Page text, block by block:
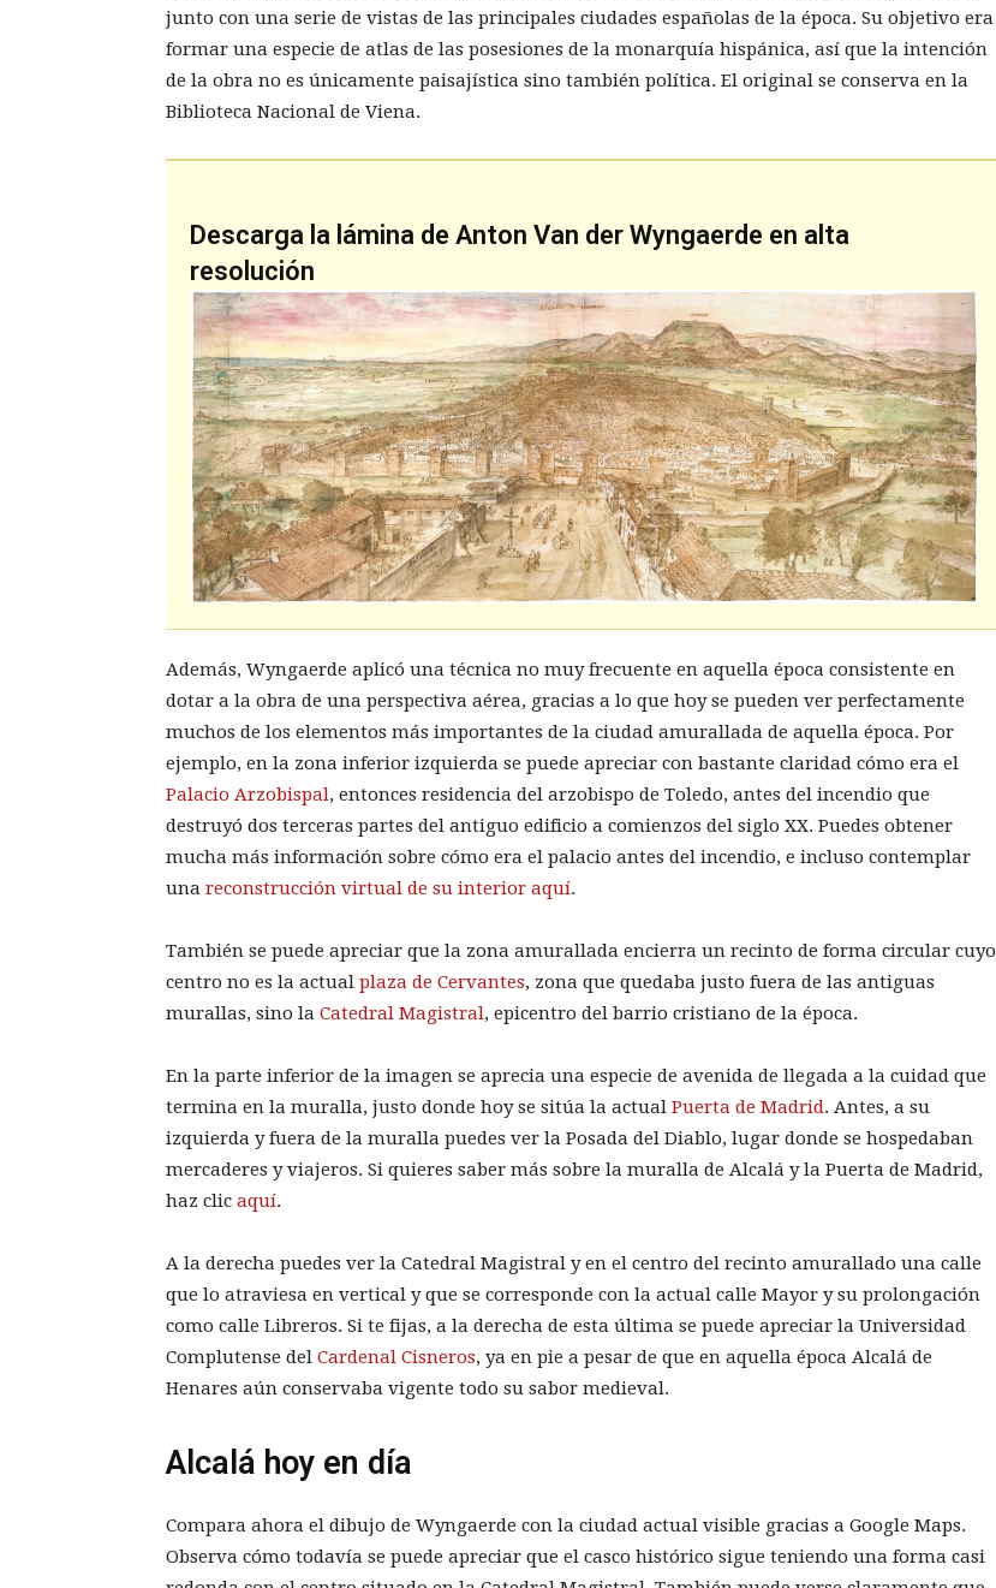
junto con una serie de vistas de las principales ciudades españolas de la época. Su objetivo era
formar una especie de atlas de las posesiones de la monarquía hispánica, así que la intención
de la obra no es únicamente paisajística sino también política. El original se conserva en la
Biblioteca Nacional de Viena.
Descarga la lámina de Anton Van der Wyngaerde en alta
resolución
Además, Wyngaerde aplicó una técnica no muy frecuente en aquella época consistente en
dotar a la obra de una perspectiva aérea, gracias a lo que hoy se pueden ver perfectamente
muchos de los elementos más importantes de la ciudad amurallada de aquella época. Por
ejemplo, en la zona inferior izquierda se puede apreciar con bastante claridad cómo era el
Palacio Arzobispal, entonces residencia del arzobispo de Toledo, antes del incendio que
destruyó dos terceras partes del antiguo edificio a comienzos del siglo XX. Puedes obtener
mucha más información sobre cómo era el palacio antes del incendio, e incluso contemplar
una reconstrucción virtual de su interior aquí.
También se puede apreciar que la zona amurallada encierra un recinto de forma circular cuyo
centro no es la actual plaza de Cervantes, zona que quedaba justo fuera de las antiguas
murallas, sino la Catedral Magistral, epicentro del barrio cristiano de la época.
En la parte inferior de la imagen se aprecia una especie de avenida de llegada a la cuidad que
termina en la muralla, justo donde hoy se sitúa la actual Puerta de Madrid. Antes, a su
izquierda y fuera de la muralla puedes ver la Posada del Diablo, lugar donde se hospedaban
mercaderes y viajeros. Si quieres saber más sobre la muralla de Alcalá y la Puerta de Madrid,
haz clic aquí.
A la derecha puedes ver la Catedral Magistral y en el centro del recinto amurallado una calle
que lo atraviesa en vertical y que se corresponde con la actual calle Mayor y su prolongación
como calle Libreros. Si te fijas, a la derecha de esta última se puede apreciar la Universidad
Complutense del Cardenal Cisneros, ya en pie a pesar de que en aquella época Alcalá de
Henares aún conservaba vigente todo su sabor medieval.
Alcalá hoy en día
Compara ahora el dibujo de Wyngaerde con la ciudad actual visible gracias a Google Maps.
Observa cómo todavía se puede apreciar que el casco histórico sigue teniendo una forma casi